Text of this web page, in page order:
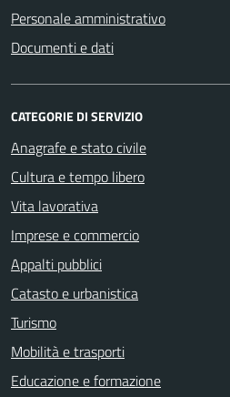
Personale amministrativo
Documenti e dati
CATEGORIE DI SERVIZIO
Anagrafe e stato civile
Cultura e tempo libero
Vita lavorativa
Imprese e commercio
Appalti pubblici
Catasto e urbanistica
Turismo
Mobilità e trasporti
Educazione e formazione